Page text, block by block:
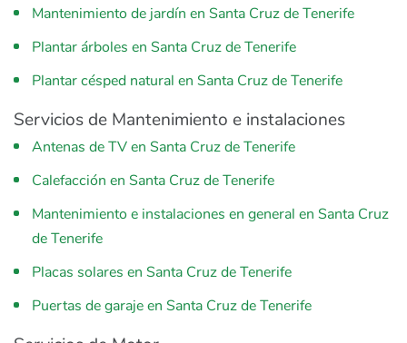
Mantenimiento de jardín en Santa Cruz de Tenerife
Plantar árboles en Santa Cruz de Tenerife
Plantar césped natural en Santa Cruz de Tenerife
Servicios de Mantenimiento e instalaciones
Antenas de TV en Santa Cruz de Tenerife
Calefacción en Santa Cruz de Tenerife
Mantenimiento e instalaciones en general en Santa Cruz
de Tenerife
Placas solares en Santa Cruz de Tenerife
Puertas de garaje en Santa Cruz de Tenerife